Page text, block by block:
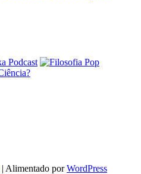
| Alimentado porWordPress